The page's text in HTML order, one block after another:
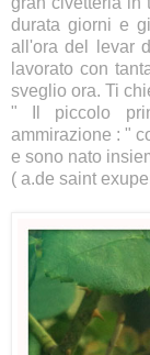
durata giorni e
all'ora del levar
lavorato con
sveglio ora. Ti
" Il piccolo
ammirazione : "
e sono nato
( a.de saint